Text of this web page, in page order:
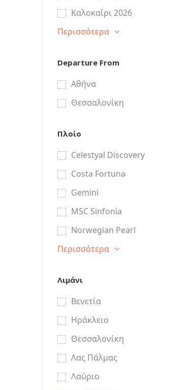
Καλοκαίρι 2026
Περισσότερα
Departure From
Αθήνα
Θεσσαλονίκη
Πλοίο
Celestyal Discovery
Costa Fortuna
Gemini
MSC Sinfonia
Norwegian Pearl
Περισσότερα
Λιμάνι
Βενετία
Ηράκλειο
Θεσσαλονίκη
Λας Πάλμας
Λαύριο